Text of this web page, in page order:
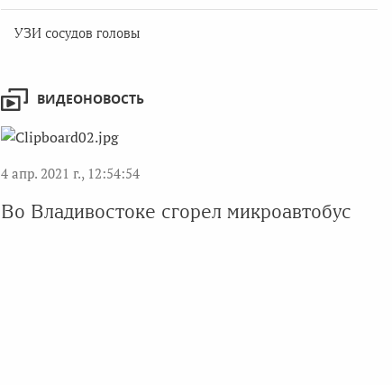
УЗИ сосудов головы
ВИДЕОНОВОСТЬ
4 апр. 2021 г., 12:54:54
Во Владивостоке сгорел микроавтобус